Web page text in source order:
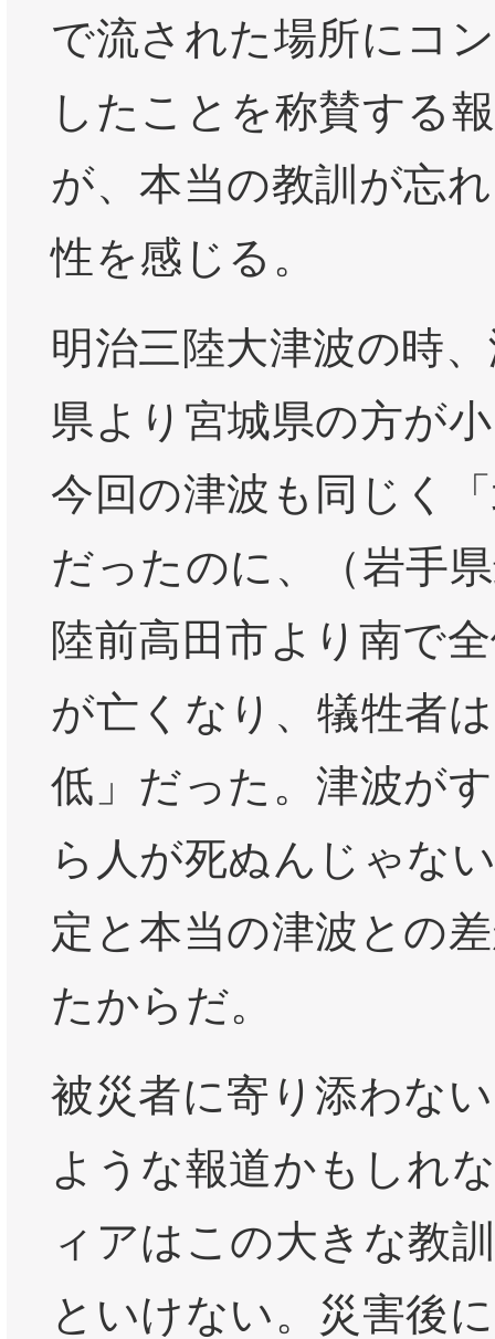
で流された場所にコ
したことを称賛する
が、本当の教訓が忘
性を感じる。
明治三陸大津波の時
県より宮城県の方が
今回の津波も同じく
だったのに、（岩手
陸前高田市より南で
が亡くなり、犠牲者
低」だった。津波が
ら人が死ぬんじゃな
定と本当の津波との
たからだ。
被災者に寄り添わな
ような報道かもしれ
ィアはこの大きな教
といけない。災害後